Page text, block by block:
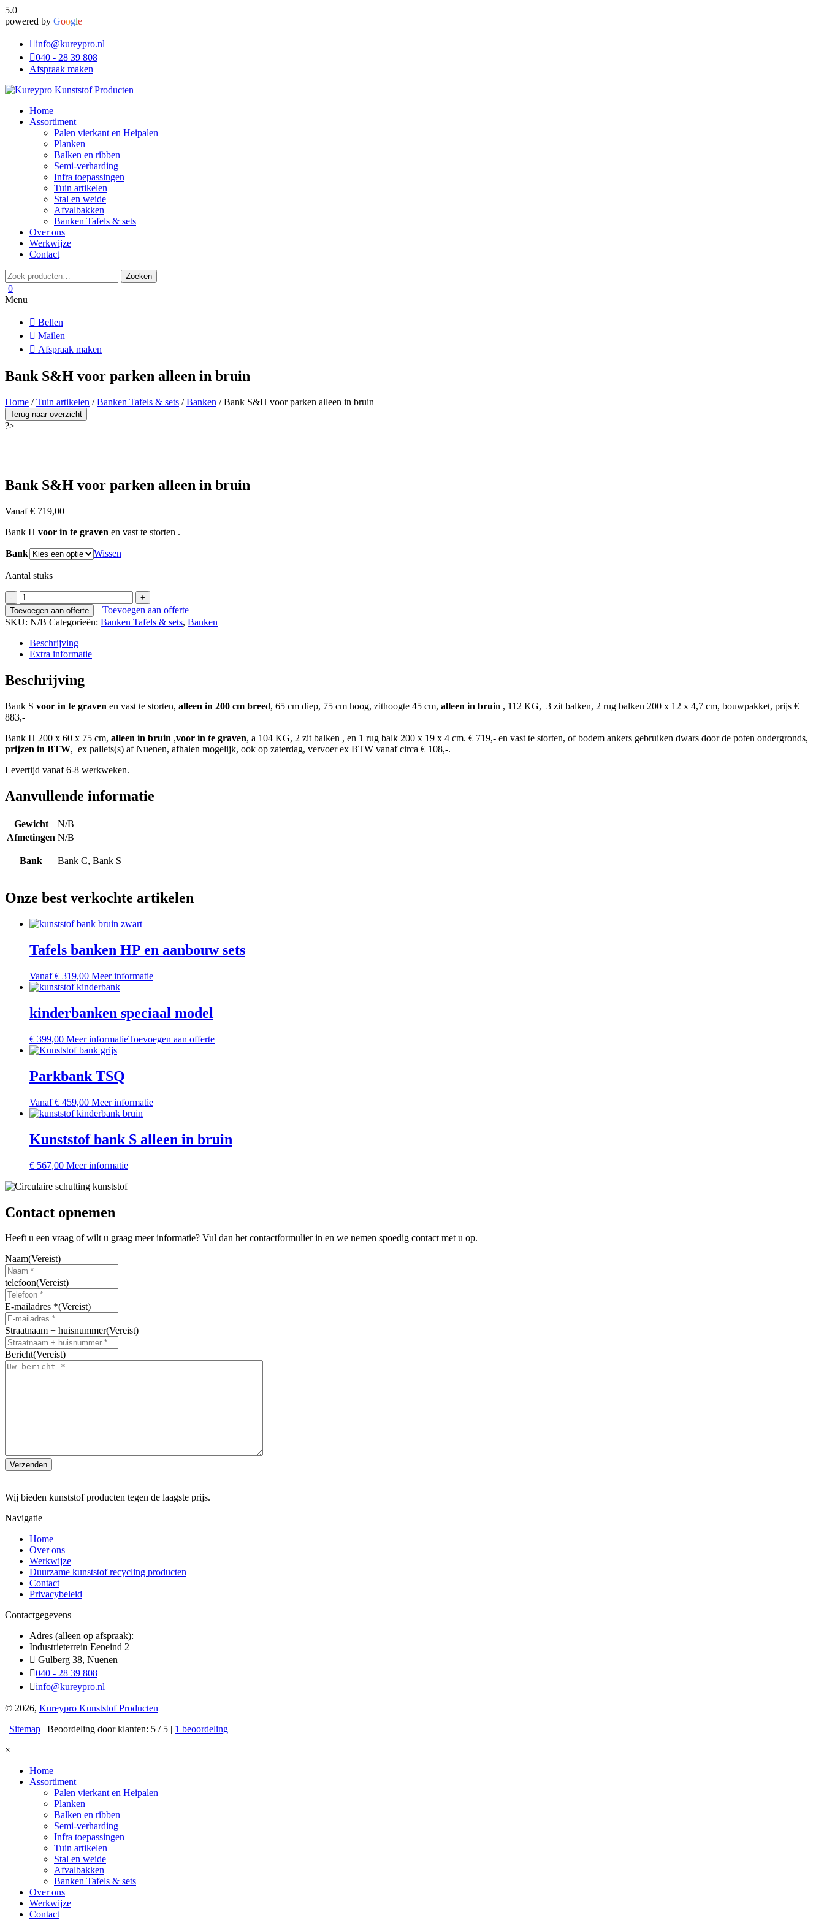
5.0
powered by Google
info@kureypro.nl
040 - 28 39 808
Afspraak maken
Home
Assortiment
Palen vierkant en Heipalen
Planken
Balken en ribben
Semi-verharding
Infra toepassingen
Tuin artikelen
Stal en weide
Afvalbakken
Banken Tafels & sets
Over ons
Werkwijze
Contact
Zoeken
naar:
Zoeken
0
Menu
Bellen
Mailen
Afspraak maken
Bank S&H voor parken alleen in bruin
Home /Tuin artikelen /Banken Tafels & sets /Banken / Bank S&H voor parken alleen in bruin
Terug naar overzicht
?>
Bank S&H voor parken alleen in bruin
Vanaf € 719,00
Bank H voor in te graven en vast te storten .
Bank Wissen
Aantal stuks
Bank
S&H
voor
parken
alleen
aantal
Toevoegen aan offerte
Toevoegen aan offerte
SKU: N/B Categorieën: Banken Tafels & sets, Banken
Beschrijving
Extra informatie
Beschrijving
Bank S voor in te graven en vast te storten, alleen in 200 cm breed, 65 cm diep, 75 cm hoog, zithoogte 45 cm, alleen in bruin , 112 KG, 3 zit balken, 2 rug balken 200 x 12 x 4,7 cm, bouwpakket, prijs €
883,-
Bank H 200 x 60 x 75 cm, alleen in bruin ,voor in te graven, a 104 KG, 2 zit balken , en 1 rug balk 200 x 19 x 4 cm. € 719,- en vast te storten, of bodem ankers gebruiken dwars door de poten ondergronds,
prijzen in BTW, ex pallets(s) af Nuenen, afhalen mogelijk, ook op zaterdag, vervoer ex BTW vanaf circa € 108,-.
Levertijd vanaf 6-8 werkweken.
Aanvullende informatie
Gewicht
N/B
Afmetingen N/B
Bank Bank C, Bank S
Onze best verkochte artikelen
Tafels banken HP en aanbouw sets
Vanaf € 319,00 Meer informatieDit
meerdere
variaties.
optie
productpagina
kinderbanken speciaal model
€ 399,00 Meer informatieToevoegen aan offerte
Parkbank TSQ
Vanaf € 459,00 Meer informatieDit
meerdere
variaties.
productpagina
Kunststof bank S alleen in bruin
€ 567,00 Meer informatieDit
heeft
kan
Contact opnemen
Heeft u een vraag of wilt u graag meer informatie? Vul dan het contactformulier in en we nemen spoedig contact met u op.
Naam(Vereist)
telefoon(Vereist)
E-mailadres *(Vereist)
Straatnaam + huisnummer(Vereist)
Bericht(Vereist)
Wij bieden kunststof producten tegen de laagste prijs.
Navigatie
Home
Over ons
Werkwijze
Duurzame kunststof recycling producten
Contact
Privacybeleid
Contactgegevens
Adres (alleen op afspraak):
Industrieterrein Eeneind 2
Gulberg 38, Nuenen
040 - 28 39 808
info@kureypro.nl
© 2026, Kureypro Kunststof Producten
Sitemap | Beoordeling door klanten: 5 / 5 | 1 beoordeling
×
Home
Assortiment
Palen vierkant en Heipalen
Planken
Balken en ribben
Semi-verharding
Infra toepassingen
Tuin artikelen
Stal en weide
Afvalbakken
Banken Tafels & sets
Over ons
Werkwijze
Contact